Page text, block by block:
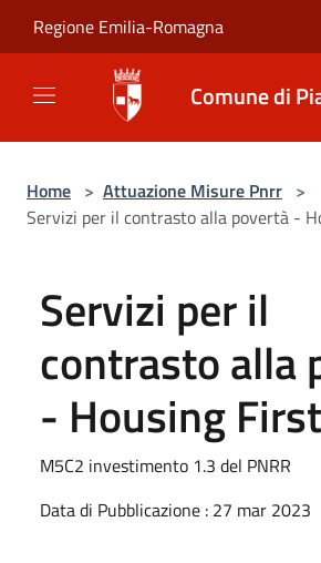
Regione Emilia-Romagna
Comune di
Home > Attuazione Misure Pnrr >
Servizi per il contrasto alla povertà -
Servizi per il
contrasto alla
- Housing First
M5C2 investimento 1.3 del PNRR
Data di Pubblicazione : 27 mar 2023